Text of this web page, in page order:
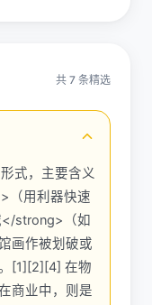
共 7 条精选
式，主要含义
（用利器快速
strong>（如
画作被划破或
[1][2][4] 在物
商业中，则是